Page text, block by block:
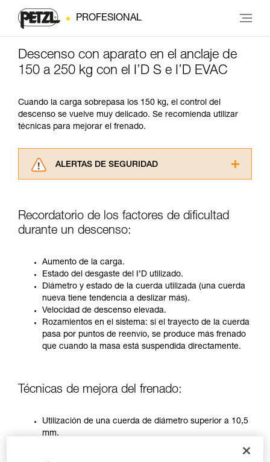
PROFESIONAL
Descenso con aparato en el anclaje de
150 a 250 kg con el I’D S e I’D EVAC
Cuando la carga sobrepasa los 150 kg, el control del
descenso se vuelve muy delicado. Se recomienda utilizar
técnicas para mejorar el frenado.
ALERTAS DE SEGURIDAD
consultarlo. Usted debe comprender la
información de la ficha técnica para poder
comprender este complemento informativo.
y un entrenamiento específico. Confirme a
través de un profesional su capacidad para
ejecutar estas técnicas, solo y con total
seguridad, antes de ejecutarlas de forma
autónoma.
Damos ejemplos de técnicas relacionadas con
su actividad. Pueden existir otras que no
describimos aquí.
Recordatorio de los factores de dificultad
durante un descenso:
Aumento de la carga.
Estado del desgaste del I’D utilizado.
Diámetro y estado de la cuerda utilizada (una cuerda
nueva tiene tendencia a deslizar más).
Velocidad de descenso elevada.
Rozamientos en el sistema: si el trayecto de la cuerda
pasa por puntos de reenvío, se produce más frenado
que cuando la masa está suspendida directamente.
Técnicas de mejora del frenado:
Utilización de una cuerda de diámetro superior a 10,5
mm.